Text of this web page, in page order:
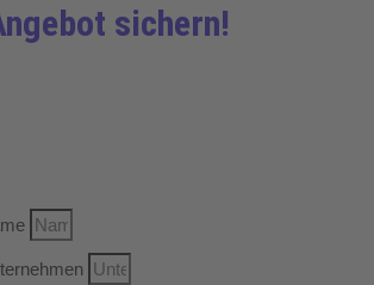
sichern!